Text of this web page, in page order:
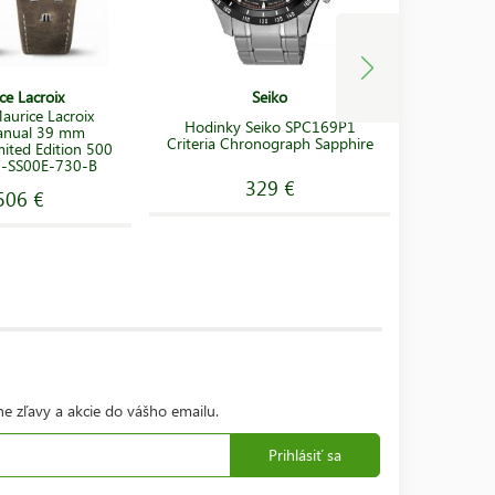
Lacroix
Lacroix
39 mm
Edition 500
SS00E-730-B
€
Seiko
Hodinky Seiko SPC169P1
Criteria Chronograph Sapphire
329 €
zľavy a akcie do vášho emailu.
Prihlásiť sa